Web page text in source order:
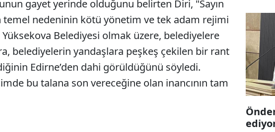
gayet yerinde olduğunu belirten Diri, "Sayın
nedeninin kötü yönetim ve tek adam rejimi
Belediyesi olmak üzere, belediyelere
belediyelerin yandaşlara peşkeş çekilen bir rant
Edirne’den dahi görüldüğünü söyledi.
bu talana son vereceğine olan inancının tam